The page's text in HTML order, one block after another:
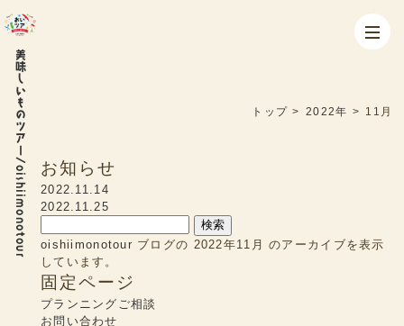
美味しいものツアー/oishiimonotour トップ>2022年 > 11月
お知らせ
2022.11.14
2022.11.25
索:
oishiimonotour ブログの 2022年11月 のアーカイブを表示
しています。
固定ページ
プランニングご相談
お問い合わせ